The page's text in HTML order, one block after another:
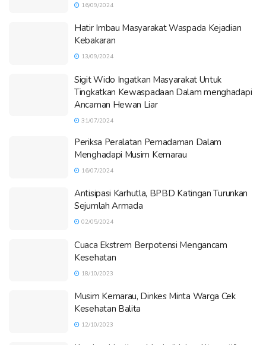
16/09/2024
Hatir Imbau Masyarakat Waspada Kejadian
Kebakaran
13/09/2024
Sigit Wido Ingatkan Masyarakat Untuk
Tingkatkan Kewaspadaan Dalam menghadapi
Ancaman Hewan Liar
31/07/2024
Periksa Peralatan Pemadaman Dalam
Menghadapi Musim Kemarau
16/07/2024
Antisipasi Karhutla, BPBD Katingan Turunkan
Sejumlah Armada
02/05/2024
Cuaca Ekstrem Berpotensi Mengancam
Kesehatan
18/10/2023
Musim Kemarau, Dinkes Minta Warga Cek
Kesehatan Balita
12/10/2023